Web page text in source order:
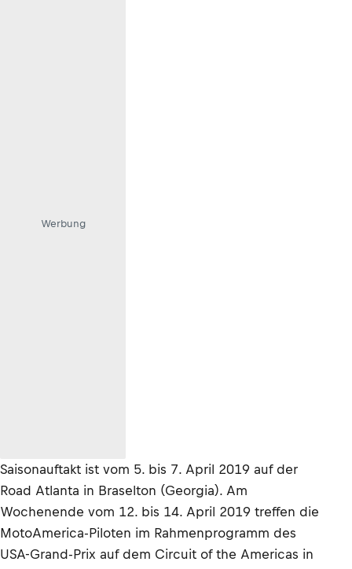
Werbung
Saisonauftakt ist vom 5. bis 7. April 2019 auf der
Road Atlanta in Braselton (Georgia). Am
Wochenende vom 12. bis 14. April 2019 treffen die
MotoAmerica-Piloten im Rahmenprogramm des
USA-Grand-Prix auf dem Circuit of the Americas in